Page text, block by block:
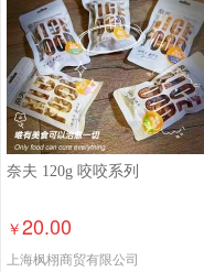
奈夫 120g 咬咬系列
￥20.00
上海枫栩商贸有限公司